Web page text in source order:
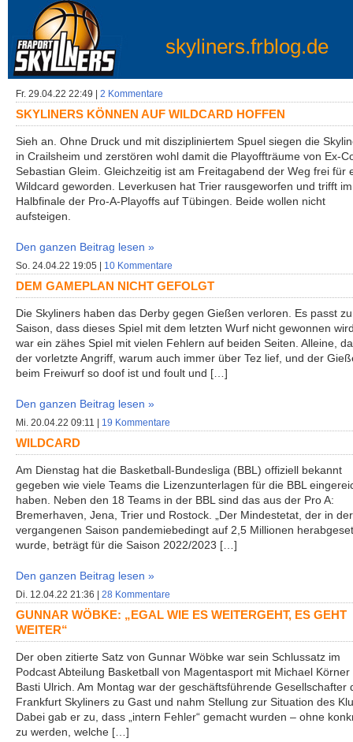
skyliners.frblog.de
Fr. 29.04.22 22:49 | 2 Kommentare
SKYLINERS KÖNNEN AUF WILDCARD HOFFEN
Sieh an. Ohne Druck und mit diszipliniertem Spuel siegen die
in Crailsheim und zerstören wohl damit die Playoffträume von Ex-
Sebastian Gleim. Gleichzeitig ist am Freitagabend der Weg frei für
Wildcard geworden. Leverkusen hat Trier rausgeworfen und trifft im
Halbfinale der Pro-A-Playoffs auf Tübingen. Beide wollen nicht
aufsteigen.
Den ganzen Beitrag lesen »
So. 24.04.22 19:05 | 10 Kommentare
DEM GAMEPLAN NICHT GEFOLGT
Die Skyliners haben das Derby gegen Gießen verloren. Es passt
Saison, dass dieses Spiel mit dem letzten Wurf nicht gewonnen
war ein zähes Spiel mit vielen Fehlern auf beiden Seiten. Alleine,
der vorletzte Angriff, warum auch immer über Tez lief, und der
beim Freiwurf so doof ist und foult und […]
Den ganzen Beitrag lesen »
Mi. 20.04.22 09:11 | 19 Kommentare
WILDCARD
Am Dienstag hat die Basketball-Bundesliga (BBL) offiziell bekannt
gegeben wie viele Teams die Lizenzunterlagen für die BBL
haben. Neben den 18 Teams in der BBL sind das aus der Pro A:
Bremerhaven, Jena, Trier und Rostock. „Der Mindestetat, der in der
vergangenen Saison pandemiebedingt auf 2,5 Millionen
wurde, beträgt für die Saison 2022/2023 […]
Den ganzen Beitrag lesen »
Di. 12.04.22 21:36 | 28 Kommentare
GUNNAR WÖBKE: „EGAL WIE ES WEITERGEHT, ES GEHT
WEITER“
Der oben zitierte Satz von Gunnar Wöbke war sein Schlussatz im
Podcast Abteilung Basketball von Magentasport mit Michael Körner
Basti Ulrich. Am Montag war der geschäftsführende Gesellschafter
Frankfurt Skyliners zu Gast und nahm Stellung zur Situation des
Dabei gab er zu, dass „intern Fehler“ gemacht wurden – ohne
zu werden, welche […]